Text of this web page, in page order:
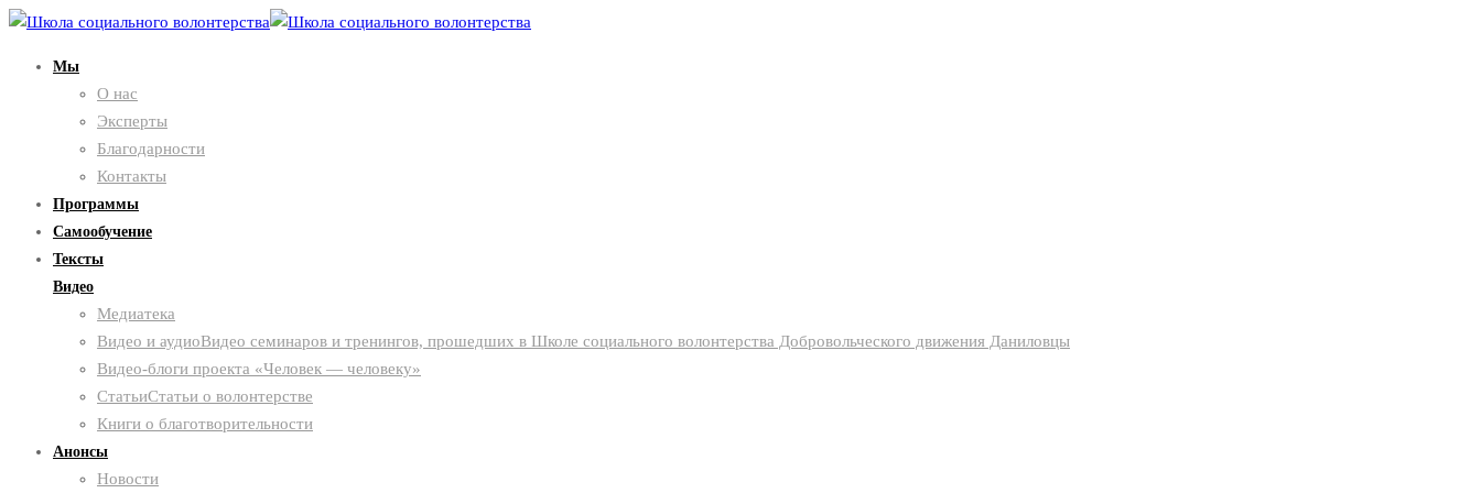
Мы
О нас
Эксперты
Благодарности
Контакты
Программы
Самообучение
Тексты
Видео
Медиатека
Видео и аудиоВидео семинаров и тренингов, прошедших в Школе социального волонтерства Добровольческого движения Даниловцы
Видео-блоги проекта «Человек — человеку»
СтатьиСтатьи о волонтерстве
Книги о благотворительности
Анонсы
Новости